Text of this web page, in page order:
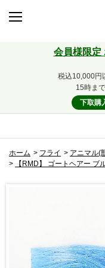
会員様限定
税込10,000円
15時ま
下取購
ホーム > フライ > アニマル(
>
【RMD】 ゴートヘアー ブ